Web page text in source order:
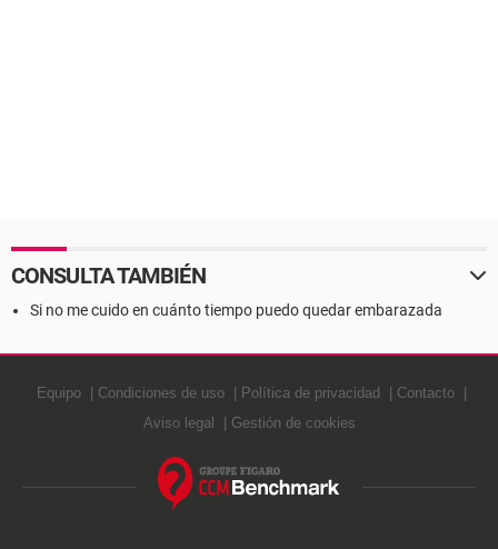
CONSULTA TAMBIÉN
Si no me cuido en cuánto tiempo puedo quedar embarazada
Equipo Condiciones de uso Política de privacidad
Contacto
Aviso legal
Gestión de cookies